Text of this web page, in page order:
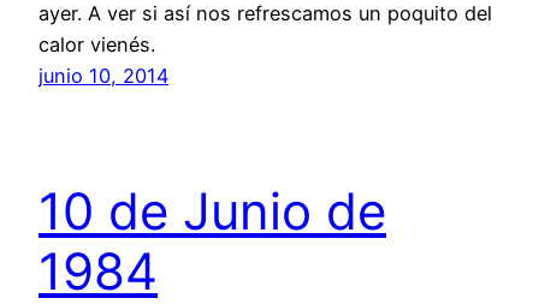
ayer. A ver si así nos refrescamos un poquito del
calor vienés.
junio 10, 2014
10 de Junio de
1984